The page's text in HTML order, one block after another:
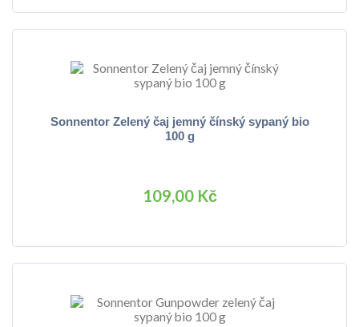
Sonnentor Zelený čaj jemný čínský sypaný bio
100 g
109,00 Kč